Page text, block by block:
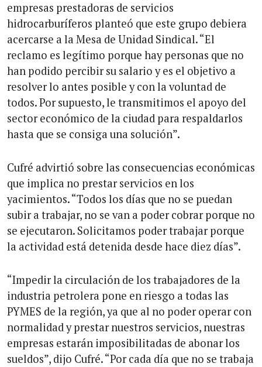
empresas prestadoras de servicios
hidrocarburíferos planteó que este grupo debiera
acercarse a la Mesa de Unidad Sindical. “El
reclamo es legítimo porque hay personas que no
han podido percibir su salario y es el objetivo a
resolver lo antes posible y con la voluntad de
todos. Por supuesto, le transmitimos el apoyo del
sector económico de la ciudad para respaldarlos
hasta que se consiga una solución”.
Cufré advirtió sobre las consecuencias económicas
que implica no prestar servicios en los
yacimientos. “Todos los días que no se puedan
subir a trabajar, no se van a poder cobrar porque no
se ejecutaron. Solicitamos poder trabajar porque
la actividad está detenida desde hace diez días”.
“Impedir la circulación de los trabajadores de la
industria petrolera pone en riesgo a todas las
PYMES de la región, ya que al no poder operar con
normalidad y prestar nuestros servicios, nuestras
empresas estarán imposibilitadas de abonar los
sueldos”, dijo Cufré. “Por cada día que no se trabaja